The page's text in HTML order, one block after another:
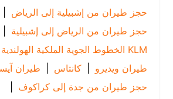
حجز طيران من إشبيلية إلى الرياض
|
حجز طيران من الرياض إلى إشبيلية |
|
طيران ويديرو
| كانتاس | طيران آيسلندا |
حجز طيران من جدة إلى كراكوف |